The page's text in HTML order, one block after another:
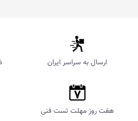
ارسال به سراسر ایران
هفت روز مهلت تست فنی